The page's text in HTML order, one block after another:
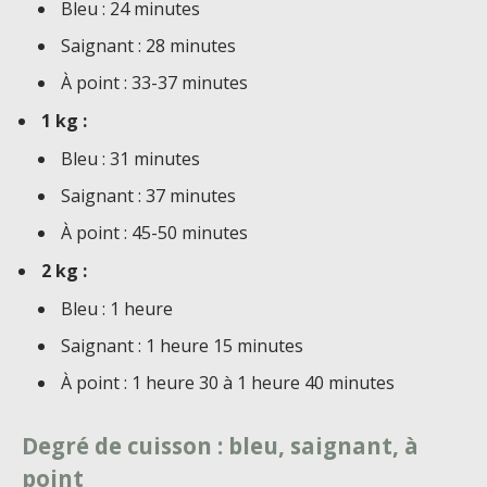
Bleu : 24 minutes
Saignant : 28 minutes
À point : 33-37 minutes
1 kg :
Bleu : 31 minutes
Saignant : 37 minutes
À point : 45-50 minutes
2 kg :
Bleu : 1 heure
Saignant : 1 heure 15 minutes
À point : 1 heure 30 à 1 heure 40 minutes
Degré de cuisson : bleu, saignant, à
point